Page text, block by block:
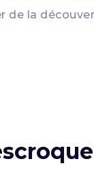
de la